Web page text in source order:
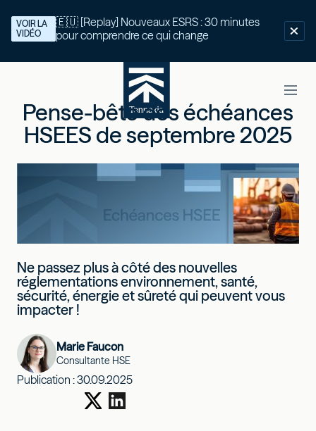
🇪🇺 [Replay] Nouveaux ESRS : 30 minutes
pour comprendre ce qui change
VOIR LA
VIDÉO
Pense-bête des échéances
HSEES de septembre 2025
Ne passez plus à côté des nouvelles
réglementations environnement, santé,
sécurité, énergie et sûreté qui peuvent vous
impacter !
Marie Faucon
Consultante HSE
Publication :30.09.2025